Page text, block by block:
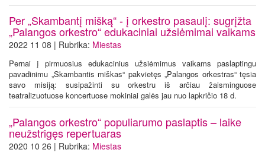
Per „Skambantį mišką“ - į orkestro pasaulį: sugrįžta
„Palangos orkestro“ edukaciniai užsiėmimai vaikams
2022 11 08 | Rubrika: Miestas
Pernai į pirmuosius edukacinius užsiėmimus vaikams paslaptingu
pavadinimu „Skambantis miškas“ pakvietęs „Palangos orkestras“ tęsia
savo misiją: susipažinti su orkestru iš arčiau žaisminguose
teatralizuotuose koncertuose mokiniai galės jau nuo lapkričio 18 d.
„Palangos orkestro“ populiarumo paslaptis – laike
neužstrigęs repertuaras
2020 10 26 | Rubrika: Miestas